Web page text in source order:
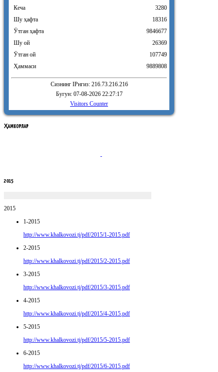
Кеча
Шу ҳафта
Ӯтган ҳафта
Шу ой
Ӯтган ой
Ҳаммаси
3280
18316
9846677
26369
107749
9889808
Сизнинг IPнгиз: 216.73.216.216
Бугун: 07-08-2026 22:27:17
Visitors Counter
ҲАМКОРЛАР
2015
2015
1-2015
http://www.khalkovozi.tj/pdf/2015/1-2015.pdf
2-2015
http://www.khalkovozi.tj/pdf/2015/2-2015.pdf
3-2015
http://www.khalkovozi.tj/pdf/2015/3-2015.pdf
4-2015
http://www.khalkovozi.tj/pdf/2015/4-2015.pdf
5-2015
http://www.khalkovozi.tj/pdf/2015/5-2015.pdf
6-2015
http://www.khalkovozi.tj/pdf/2015/6-2015.pdf